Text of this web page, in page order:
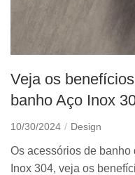
Veja os
banho Aço Inox
10/30/2024 Design
Os acessórios de
Inox 304, veja os